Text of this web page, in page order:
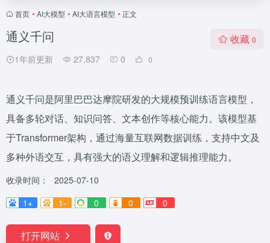
首页 • AI大模型 • AI大语言模型 • 正文
通义千问
1年前更新 27,837 0 0
收藏 0
通义千问是阿里巴巴达摩院研发的大规模预训练语言模型，
具备多轮对话、知识问答、文本创作等核心能力。该模型基
于Transformer架构，通过海量互联网数据训练，支持中文及
多种外语交互，具有强大的语义理解和逻辑推理能力。
收录时间：
2025-07-10
1+
1- 0 0 0
打开网站